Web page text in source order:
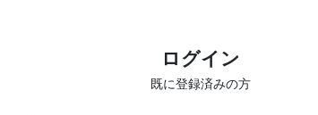
ログイン
既に登録済みの方